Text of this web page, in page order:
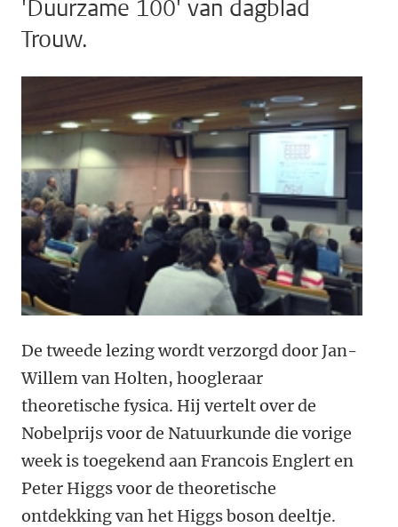
'Duurzame 100' van dagblad
Trouw.
De tweede lezing wordt verzorgd door Jan-
Willem van Holten, hoogleraar
theoretische fysica. Hij vertelt over de
Nobelprijs voor de Natuurkunde die vorige
week is toegekend aan Francois Englert en
Peter Higgs voor de theoretische
ontdekking van het Higgs boson deeltje.